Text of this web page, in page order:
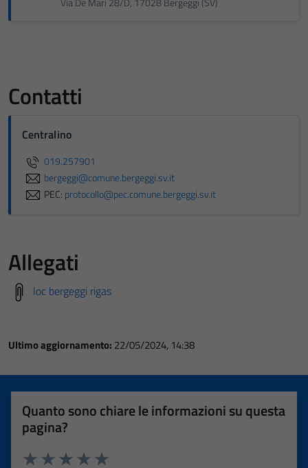
Contatti
Centralino
019.257901
bergeggi@comune.bergeggi.sv.it
PEC: protocollo@pec.comune.bergeggi.sv.it
Allegati
loc bergeggi rigas
Ultimo aggiornamento: 22/05/2024, 14:38
Quanto sono chiare le informazioni su questa
pagina?